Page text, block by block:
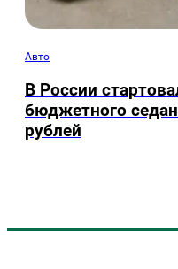
Авто
В России
бюджетного
рублей